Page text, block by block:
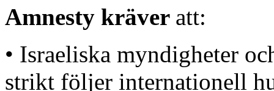
Amnesty kräver att:
• Israeliska myndigheter
strikt följer internationell